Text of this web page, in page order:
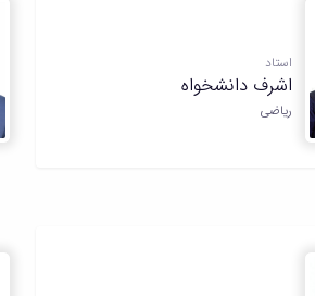
استاد
اشرف دانشخواه
ریاضی